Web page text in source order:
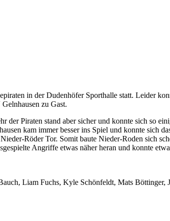
in der Dudenhöfer Sporthalle statt. Leider
zu Gast.
der Piraten stand aber sicher und konnte sich so
kam immer besser ins Spiel und konnte sich
Röder Tor. Somit baute Nieder-Roden sich
Angriffe etwas näher heran und konnte
Liam Fuchs, Kyle Schönfeldt, Mats Böttinger,